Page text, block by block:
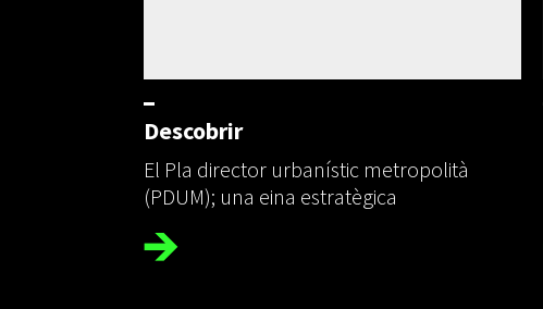
Descobrir
El Pla director urbanístic metropolità
(PDUM); una eina estratègica